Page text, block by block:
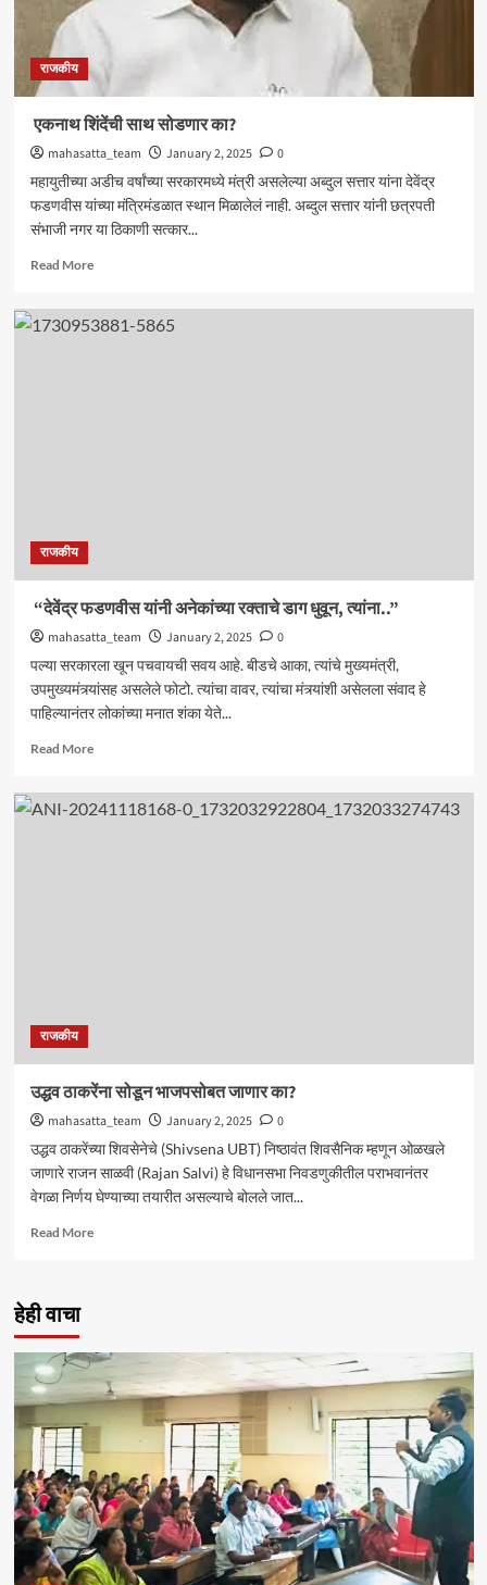
राजकीय
एकनाथ शिंदेंची साथ सोडणार का?
mahasatta_team January 2, 2025
0
महायुतीच्या अडीच वर्षांच्या सरकारमध्ये मंत्री असलेल्या अब्दुल सत्तार यांना देवेंद्र
फडणवीस यांच्या मंत्रिमंडळात स्थान मिळालेलं नाही. अब्दुल सत्तार यांनी छत्रपती
संभाजी नगर या ठिकाणी सत्कार...
Read MoreRead
एकनाथ
राजकीय
“देवेंद्र फडणवीस यांनी अनेकांच्या रक्ताचे डाग धुवून, त्यांना..”
mahasatta_team January 2, 2025
0
पल्या सरकारला खून पचवायची सवय आहे. बीडचे आका, त्यांचे मुख्यमंत्री,
उपमुख्यमंत्र्यांसह असलेले फोटो. त्यांचा वावर, त्यांचा मंत्र्यांशी असेलला संवाद हे
पाहिल्यानंतर लोकांच्या मनात शंका येते...
Read MoreRead
“देवेंद्र
राजकीय
उद्धव ठाकरेंना सोडून भाजपसोबत जाणार का?
mahasatta_team January 2, 2025
0
उद्धव ठाकरेंच्या शिवसेनेचे (Shivsena UBT) निष्ठावंत शिवसैनिक म्हणून ओळखले
जाणारे राजन साळवी (Rajan Salvi) हे विधानसभा निवडणुकीतील पराभवानंतर
वेगळा निर्णय घेण्याच्या तयारीत असल्याचे बोलले जात...
Read MoreRead
भाजपसोबत
का?
हेही वाचा